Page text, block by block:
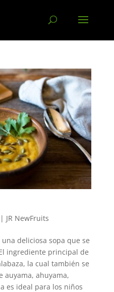
JR NewFruits
deliciosa sopa que se
ingrediente principal de
la cual también se
auyama, ahuyama,
es ideal para los niños